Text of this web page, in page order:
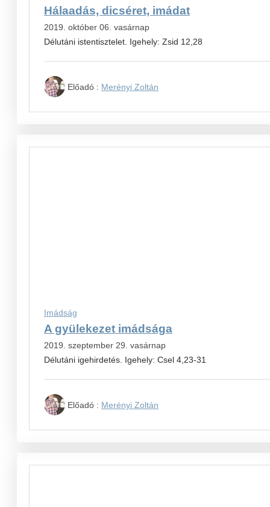
Hálaadás, dicséret, imádat
2019. október 06. vasárnap
Délutáni istentisztelet. Igehely: Zsid 12,28
Előadó : Merényi Zoltán
Imádság
A gyülekezet imádsága
2019. szeptember 29. vasárnap
Délutáni igehirdetés. Igehely: Csel 4,23-31
Előadó : Merényi Zoltán